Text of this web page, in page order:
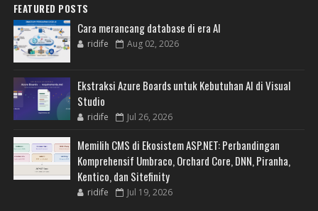
FEATURED POSTS
Cara merancang database di era AI
ridife Aug 02, 2026
Ekstraksi Azure Boards untuk Kebutuhan AI di Visual
Studio
ridife Jul 26, 2026
Memilih CMS di Ekosistem ASP.NET: Perbandingan
Komprehensif Umbraco, Orchard Core, DNN, Piranha,
Kentico, dan Sitefinity
ridife Jul 19, 2026